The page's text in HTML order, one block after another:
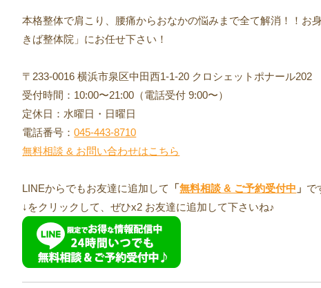
本格整体で肩こり、腰痛からおなかの悩みまで全て解消！！お
きば整体院」にお任せ下さい！
〒233-0016 横浜市泉区中田西1-1-20 クロシェットポナール202
受付時間：10:00〜21:00（電話受付 9:00〜）
定休日：水曜日・日曜日
電話番号：045-443-8710
無料相談 & お問い合わせはこちら
LINEからでもお友達に追加して 「無料相談 & ご予約受付中 」 で
↓をクリックして、ぜひx2 お友達に追加して下さいね♪